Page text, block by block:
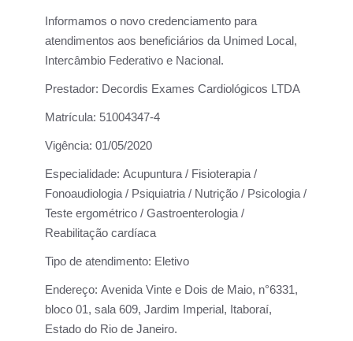
Informamos o novo credenciamento para
atendimentos aos beneficiários da Unimed Local,
Intercâmbio Federativo e Nacional.
Prestador: Decordis Exames Cardiológicos LTDA
Matrícula: 51004347-4
Vigência: 01/05/2020
Especialidade: Acupuntura / Fisioterapia /
Fonoaudiologia / Psiquiatria / Nutrição / Psicologia /
Teste ergométrico / Gastroenterologia /
Reabilitação cardíaca
Tipo de atendimento: Eletivo
Endereço: Avenida Vinte e Dois de Maio, n°6331,
bloco 01, sala 609, Jardim Imperial, Itaboraí,
Estado do Rio de Janeiro.